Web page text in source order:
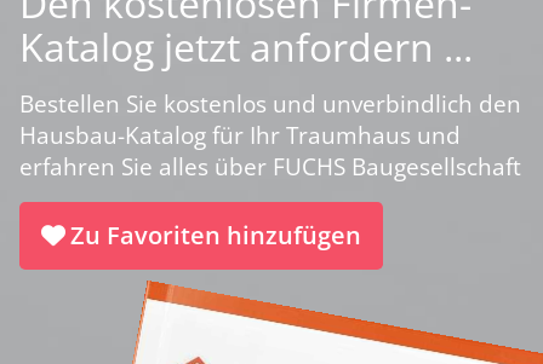
Katalog jetzt anfordern ...
Bestellen Sie kostenlos und unverbindlich den
Hausbau-Katalog für Ihr Traumhaus und
erfahren Sie alles über FUCHS Baugesellschaft
Zu Favoriten hinzufügen